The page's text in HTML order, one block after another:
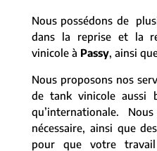
Nous possédons de
dans la reprise et la
vinicole à Passy, ainsi
Nous proposons nos
de tank vinicole aussi
qu’internationale.
nécessaire, ainsi que
pour que votre